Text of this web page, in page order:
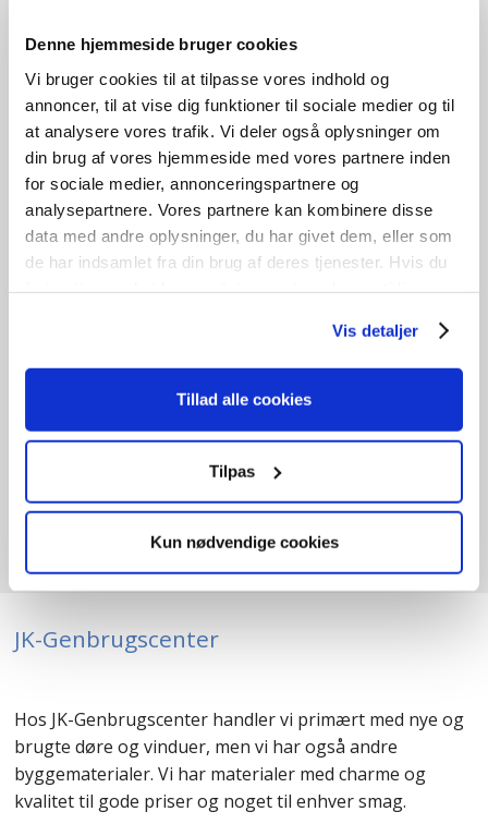
Denne hjemmeside bruger cookies
Vi bruger cookies til at tilpasse vores indhold og
annoncer, til at vise dig funktioner til sociale medier og til
at analysere vores trafik. Vi deler også oplysninger om
din brug af vores hjemmeside med vores partnere inden
for sociale medier, annonceringspartnere og
analysepartnere. Vores partnere kan kombinere disse
data med andre oplysninger, du har givet dem, eller som
de har indsamlet fra din brug af deres tjenester. Hvis du
Vis detaljer
Tillad alle cookies
Tilpas
Kun nødvendige cookies
Indvendig Swedoor
209cm
JK-Genbrugscenter
Hos JK-Genbrugscenter handler vi primært med nye og
brugte døre og vinduer, men vi har også andre
byggematerialer. Vi har materialer med charme og
kvalitet til gode priser og noget til enhver smag.